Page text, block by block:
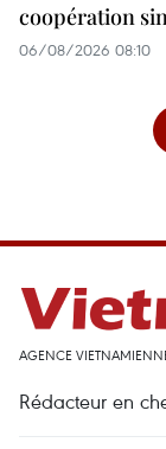
coopération
06/08/2026 08:10
AGENCE
Rédacteur en